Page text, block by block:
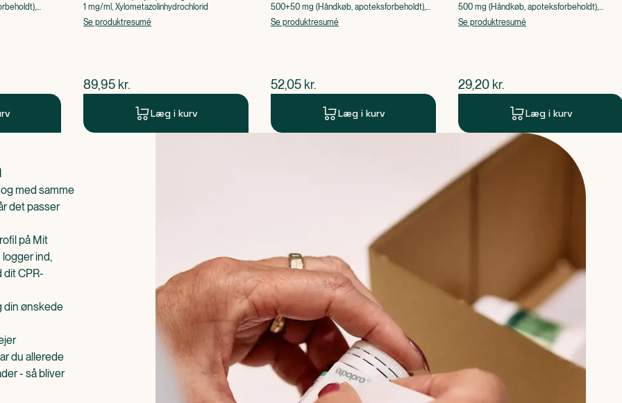
1 mg/ml, Xylometazolinhydrochlorid
Se produktresumé
$nuværende pris
89,95 kr.
Læg i kurv
500+50 mg (Håndkøb, apoteksforbeholdt),
Acetylsalicylsyre, Caffein
Se produktresumé
$nuværende pris
52,05 kr.
Læg i kurv
500 mg (Håndkøb, apoteksforbeholdt),
Paracetamol
Se produktresumé
$nuværende pris
29,20 kr.
Læg i kurv
med samme
det passer
på Mit
ind,
dit CPR-
din ønskede
du allerede
- så bliver